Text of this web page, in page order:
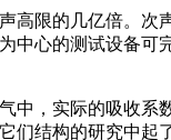
限的几亿倍。
中心的测试设备
，实际的吸收
结构的研究中